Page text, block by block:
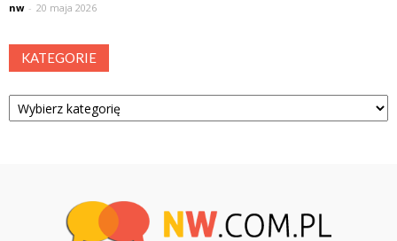
nw - 20 maja 2026
KATEGORIE
Kategorie